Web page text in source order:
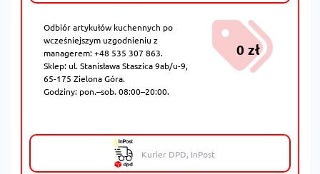
Odbiór artykułów kuchennych po
wcześniejszym uzgodnieniu z
managerem: +48 535 307 863.
Sklep: ul. Stanisława Staszica 9ab/u-9,
65-175 Zielona Góra.
Godziny: pon.–sob. 08:00–20:00.
0 zł
Kurier DPD, InPost